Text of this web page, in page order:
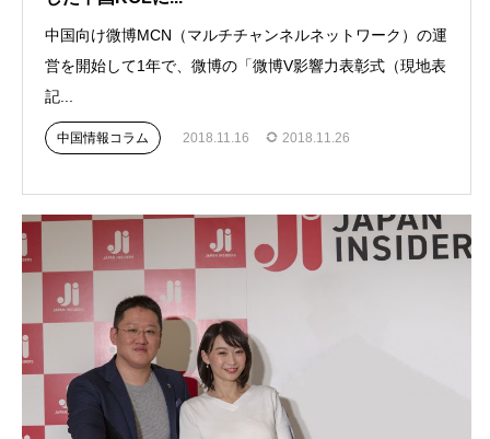
中国向け微博MCN（マルチチャンネルネットワーク）の運
営を開始して1年で、微博の「微博V影響力表彰式（現地表
記...
中国情報コラム 2018.11.16 2018.11.26